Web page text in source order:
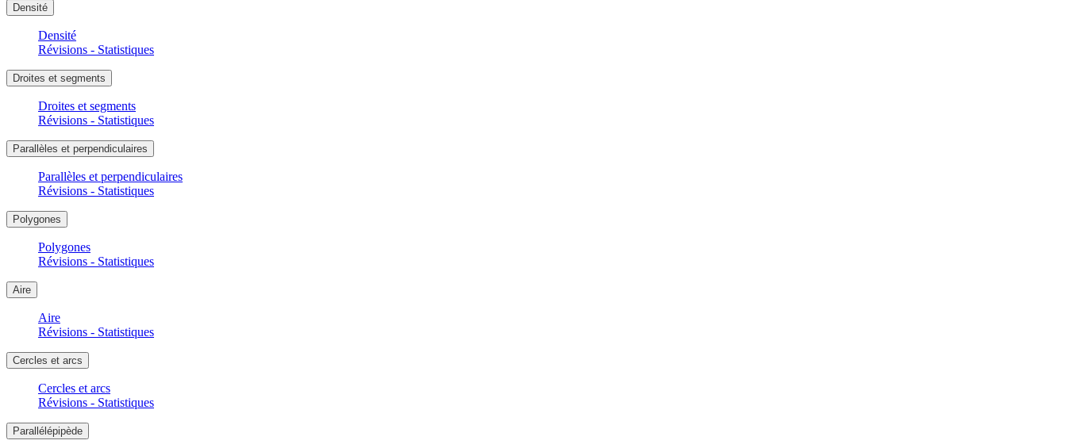
Densité
Densité
Révisions - Statistiques
Droites et segments
Droites et segments
Révisions - Statistiques
Parallèles et perpendiculaires
Parallèles et perpendiculaires
Révisions - Statistiques
Polygones
Polygones
Révisions - Statistiques
Aire
Aire
Révisions - Statistiques
Cercles et arcs
Cercles et arcs
Révisions - Statistiques
Parallélépipède